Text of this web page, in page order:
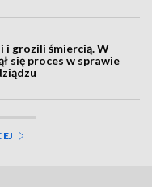
i grozili śmiercią. W
się proces w sprawie